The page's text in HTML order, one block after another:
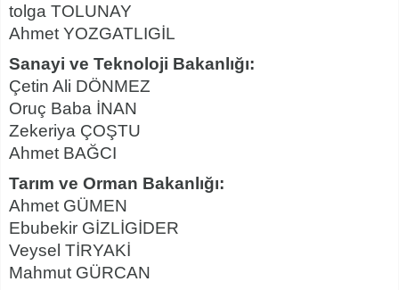
tolga TOLUNAY
Ahmet YOZGATLIGİL
Sanayi ve Teknoloji Bakanlığı:
Çetin Ali DÖNMEZ
Oruç Baba İNAN
Zekeriya ÇOŞTU
Ahmet BAĞCI
Tarım ve Orman Bakanlığı:
Ahmet GÜMEN
Ebubekir GİZLİGİDER
Veysel TİRYAKİ
Mahmut GÜRCAN